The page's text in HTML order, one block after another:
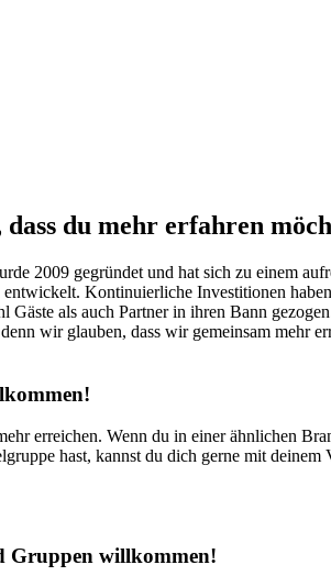
du mehr erfahren
2009 gegründet und hat sich zu einem
Kontinuierliche Investitionen
Gäste als auch Partner in ihren Bann
wir glauben, dass wir gemeinsam mehr
erreichen. Wenn du in einer ähnlichen
hast, kannst du dich gerne mit deinem
Gruppen willkommen!